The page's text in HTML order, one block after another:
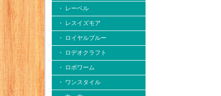
・ レーベル
・ レスイズモア
・ ロイヤルブルー
・ ロデオクラフト
・ ロボワーム
・ ワンスタイル